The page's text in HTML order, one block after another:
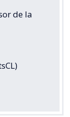
de la